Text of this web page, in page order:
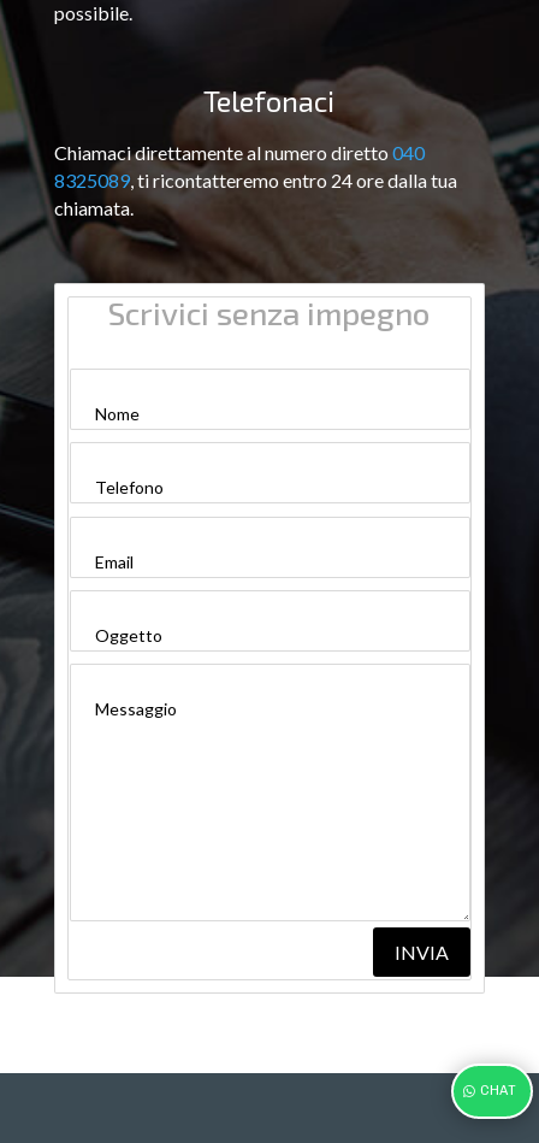
possibile.
Telefonaci
Chiamaci direttamente al numero diretto 040
8325089, ti ricontatteremo entro 24 ore dalla tua
chiamata.
Scrivici senza impegno
INVIA
CHAT